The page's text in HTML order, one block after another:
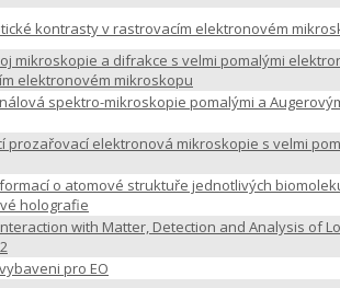
kontrasty v rastrovacím elektronovém
mikroskopie a difrakce s velmi pomalými
elektronovém mikroskopu
spektro-mikroskopie pomalými a
prozařovací elektronová mikroskopie s velmi
o atomové struktuře jednotlivých
holografie
with Matter, Detection and Analysis of
pro EO